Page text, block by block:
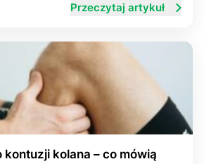
Przeczytaj artykuł
kontuzji kolana – co mówią